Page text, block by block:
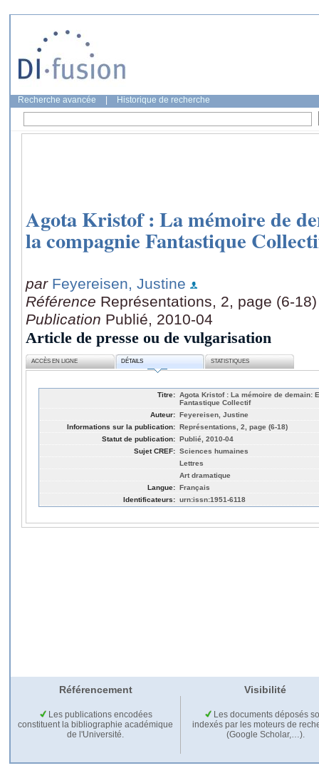
Recherche avancée Historique de recherche
Agota Kristof : La mémoire de
la compagnie Fantastique
par Feyereisen, Justine
Référence Représentations, 2, page (6-18)
Publication Publié, 2010-04
Article de presse ou de vulgarisation
ACCÈS EN LIGNE DÉTAILS STATISTIQUES
Titre: Agota Kristof : La mémoire de demain:
Fantastique Collectif
Auteur: Feyereisen, Justine
Informations sur la publication: Représentations, 2, page (6-18)
Statut de publication: Publié, 2010-04
Sujet CREF: Sciences humaines
Lettres
Art dramatique
Langue: Français
Identificateurs: urn:issn:1951-6118
Référencement Visibilité
Les publications encodées
constituent la bibliographie académique
de l'Université.
Les documents déposés
indexés par les moteurs de
(Google Scholar,…).